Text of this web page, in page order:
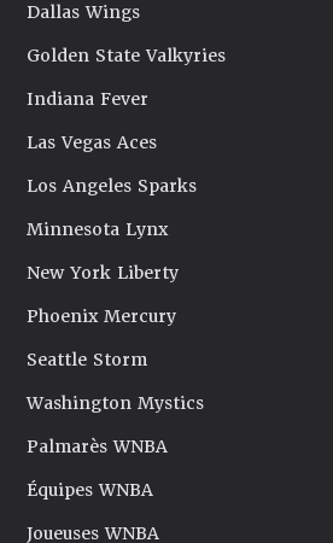
Dallas Wings
Golden State Valkyries
Indiana Fever
Las Vegas Aces
Los Angeles Sparks
Minnesota Lynx
New York Liberty
Phoenix Mercury
Seattle Storm
Washington Mystics
Palmarès WNBA
Équipes WNBA
Joueuses WNBA